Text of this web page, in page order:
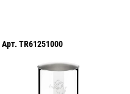
Арт. TR61251000